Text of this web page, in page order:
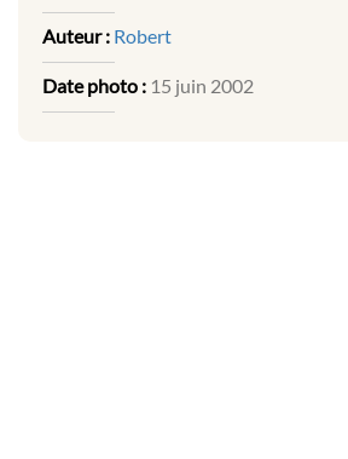
Auteur : Robert
Date photo : 15 juin 2002